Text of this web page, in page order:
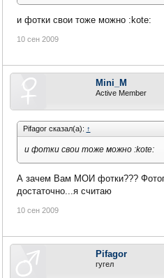
и фотки свои тоже можно :kote:
10 сен 2009
Mini_M
Active Member
Pifagor сказал(а): ↑
и фотки свои тоже можно :kote:
А зачем Вам МОИ фотки???
достаточно...я считаю
10 сен 2009
Pifagor
гугел